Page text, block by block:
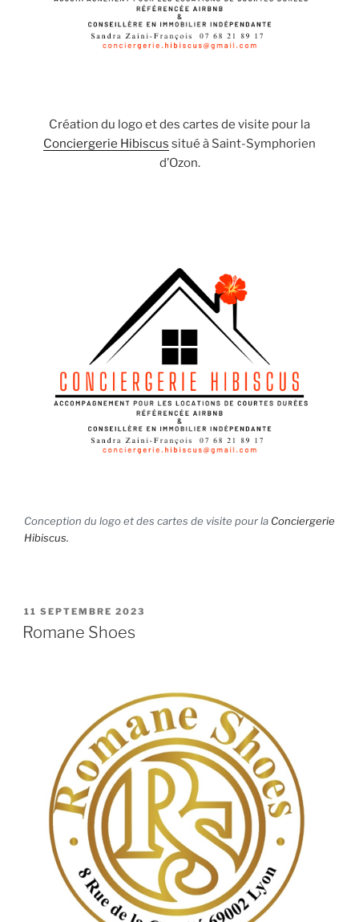
Création du logo et des cartes de visite pour la
Conciergerie Hibiscus situé à Saint-Symphorien
d’Ozon.
Conception du logo et des cartes de visite pour la Conciergerie
Hibiscus.
PUBLIÉ
LE
11 SEPTEMBRE 2023
Romane Shoes